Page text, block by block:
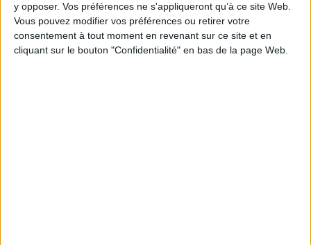
y opposer. Vos préférences ne s'appliqueront qu’à ce site Web.
Vous pouvez modifier vos préférences ou retirer votre
consentement à tout moment en revenant sur ce site et en
cliquant sur le bouton "Confidentialité" en bas de la page Web.
Connectez-vous inscrivez-vous pour publier un commentaire